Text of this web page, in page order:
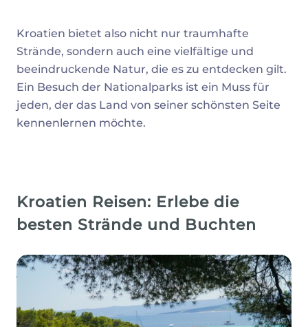
Kroatien bietet also nicht nur traumhafte
Strände, sondern auch eine vielfältige und
beeindruckende Natur, die es zu entdecken gilt.
Ein Besuch der Nationalparks ist ein Muss für
jeden, der das Land von seiner schönsten Seite
kennenlernen möchte.
Kroatien Reisen: Erlebe die
besten Strände und Buchten